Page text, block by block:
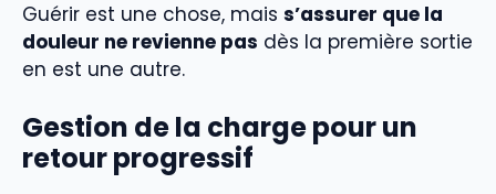
Guérir est une chose, mais s’assurer que la
douleur ne revienne pas dès la première sortie
en est une autre.
Gestion de la charge pour un
retour progressif